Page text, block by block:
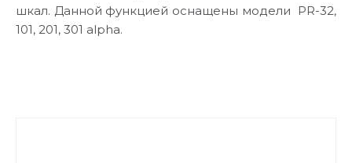
шкал. Данной функцией оснащены модели PR-32,
101, 201, 301 alpha.